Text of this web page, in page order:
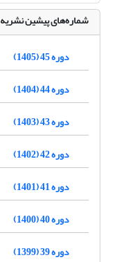
شماره‌های پیشین نشریه
دوره 45 (1405)
دوره 44 (1404)
دوره 43 (1403)
دوره 42 (1402)
دوره 41 (1401)
دوره 40 (1400)
دوره 39 (1399)